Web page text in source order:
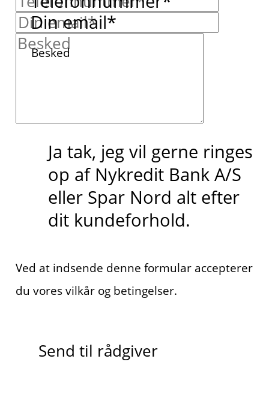
Din email*
Besked
Ja tak, jeg vil gerne ringes
op af Nykredit Bank A/S
eller Spar Nord alt efter
dit kundeforhold.
Ved at indsende denne formular accepterer
du vores vilkår og betingelser.
Send til rådgiver